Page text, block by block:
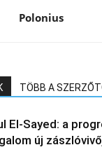
Polonius
TÖBB A
El‑Sayed: a
új